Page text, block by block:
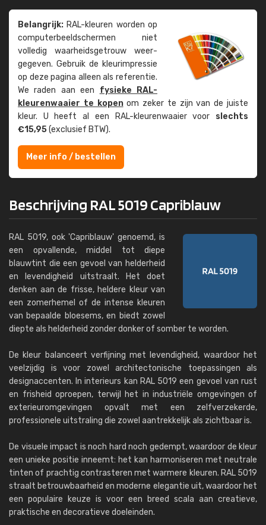
Belangrijk: RAL-kleuren worden op
computer­beeld­schermen niet
volledig waarheids­­getrouw weer­
gegeven. Gebruik de kleur­impressie
op deze pagina alleen als referentie.
We raden aan een fysieke RAL-
kleuren­waaier te kopenom zeker te zijn van de juiste
kleur. U heeft al een RAL-kleuren­waaier voor slechts
€15,95(exclusief BTW).
Meer info / bestellen
Beschrijving RAL 5019 Capriblauw
RAL 5019, ook 'Capriblauw' genoemd, is
een opvallende, middel tot diepe
blauwtint die een gevoel van helderheid
en levendigheid uitstraalt. Het doet
denken aan de frisse, heldere kleur van
een zomerhemel of de intense kleuren
van bepaalde bloesems, en biedt zowel
diepte als helderheid zonder donker of somber te worden.
De kleur balanceert verfijning met levendigheid, waardoor het
veelzijdig is voor zowel architectonische toepassingen als
designaccenten. In interieurs kan RAL 5019 een gevoel van rust
en frisheid oproepen, terwijl het in industriële omgevingen of
exterieuromgevingen opvalt met een zelfverzekerde,
professionele uitstraling die zowel aantrekkelijk als zichtbaar is.
De visuele impact is noch hard noch gedempt, waardoor de kleur
een unieke positie inneemt: het kan harmoniseren met neutrale
tinten of prachtig contrasteren met warmere kleuren. RAL 5019
straalt betrouwbaarheid en moderne elegantie uit, waardoor het
een populaire keuze is voor een breed scala aan creatieve,
praktische en decoratieve doeleinden.